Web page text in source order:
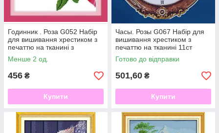
Годинник . Роза G052 Набір
для вишивання хрестиком з
печаттю на тканині з
механізмом 11ст
Менше 2 од.
456 ₴
Купити
Часы. Розы G067 Набір для
вишивання хрестиком з
печаттю на тканині 11ст
Готово до відправки
501,60 ₴
Купити